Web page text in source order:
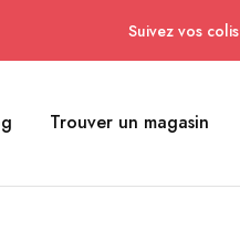
Suivez vos colis
Trouver un magasin